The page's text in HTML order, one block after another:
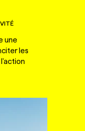
une
les
l'action